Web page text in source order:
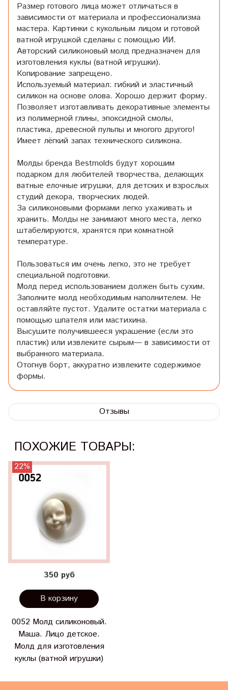
Размер готового лица может отличаться в
зависимости от материала и профессионализма
мастера. Картинки с кукольным лицом и готовой
ватной игрушкой сделаны с помощью ИИ.
Авторский силиконовый молд предназначен для
изготовления куклы (ватной игрушки).
Копирование запрещено.
Используемый материал: гибкий и эластичный
силикон на основе олова. Хорошо держит форму.
Позволяет изготавливать декоративные элементы
из полимерной глины, эпоксидной смолы,
пластика, древесной пульпы и многого другого!
Имеет лёгкий запах технического силикона.
Молды бренда Bestmolds будут хорошим
подарком для любителей творчества, делающих
ватные елочные игрушки, для детских и взрослых
студий декора, творческих людей.
За силиконовыми формами легко ухаживать и
хранить. Молды не занимают много места, легко
штабелируются, хранятся при комнатной
температуре.
Пользоваться им очень легко, это не требует
специальной подготовки.
Молд перед использованием должен быть сухим.
Заполните молд необходимым наполнителем. Не
оставляйте пустот. Удалите остатки материала с
помощью шпателя или мастихина.
Высушите получившееся украшение (если это
пластик) или извлеките сырым— в зависимости от
выбранного материала.
Отогнув борт, аккуратно извлеките содержимое
формы.
Отзывы
ПОХОЖИЕ ТОВАРЫ:
22%
350 руб
В корзину
0052 Молд силиконовый.
Маша. Лицо детское.
Молд для изготовления
куклы (ватной игрушки)